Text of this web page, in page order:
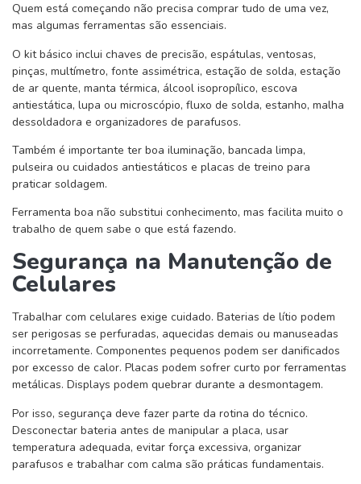
Quem está começando não precisa comprar tudo de uma vez,
mas algumas ferramentas são essenciais.
O kit básico inclui chaves de precisão, espátulas, ventosas,
pinças, multímetro, fonte assimétrica, estação de solda, estação
de ar quente, manta térmica, álcool isopropílico, escova
antiestática, lupa ou microscópio, fluxo de solda, estanho, malha
dessoldadora e organizadores de parafusos.
Também é importante ter boa iluminação, bancada limpa,
pulseira ou cuidados antiestáticos e placas de treino para
praticar soldagem.
Ferramenta boa não substitui conhecimento, mas facilita muito o
trabalho de quem sabe o que está fazendo.
Segurança na Manutenção de
Celulares
Trabalhar com celulares exige cuidado. Baterias de lítio podem
ser perigosas se perfuradas, aquecidas demais ou manuseadas
incorretamente. Componentes pequenos podem ser danificados
por excesso de calor. Placas podem sofrer curto por ferramentas
metálicas. Displays podem quebrar durante a desmontagem.
Por isso, segurança deve fazer parte da rotina do técnico.
Desconectar bateria antes de manipular a placa, usar
temperatura adequada, evitar força excessiva, organizar
parafusos e trabalhar com calma são práticas fundamentais.